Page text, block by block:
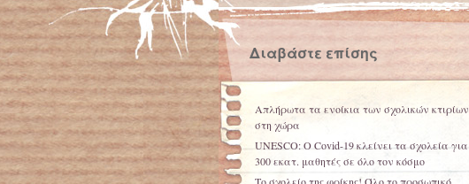
Διαβάστε επίσης
Απλήρωτα τα ενοίκια των σχολικών κτιρίων
στη χώρα
UNESCO: Ο Covid-19 κλείνει τα σχολεία για
300 εκατ. μαθητές σε όλο τον κόσμο